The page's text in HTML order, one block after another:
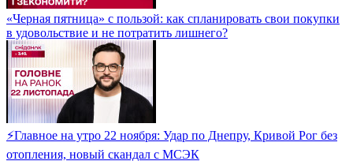
«Черная пятница» с пользой: как спланировать свои покупки
в удовольствие и не потратить лишнего?
⚡Главное на утро 22 ноября: Удар по Днепру, Кривой Рог без
отопления, новый скандал с МСЭК